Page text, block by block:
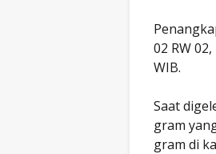
02 RW
WIB.
Saat
gram
gram di